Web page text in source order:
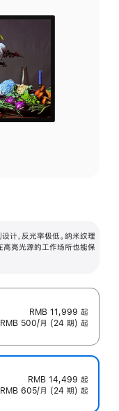
计，反光率极低。纳米纹理
高亮光源的工作场所也能保
RMB 11,999 起
500/月 (24 期) 起
RMB 14,499 起
605/月 (24 期) 起